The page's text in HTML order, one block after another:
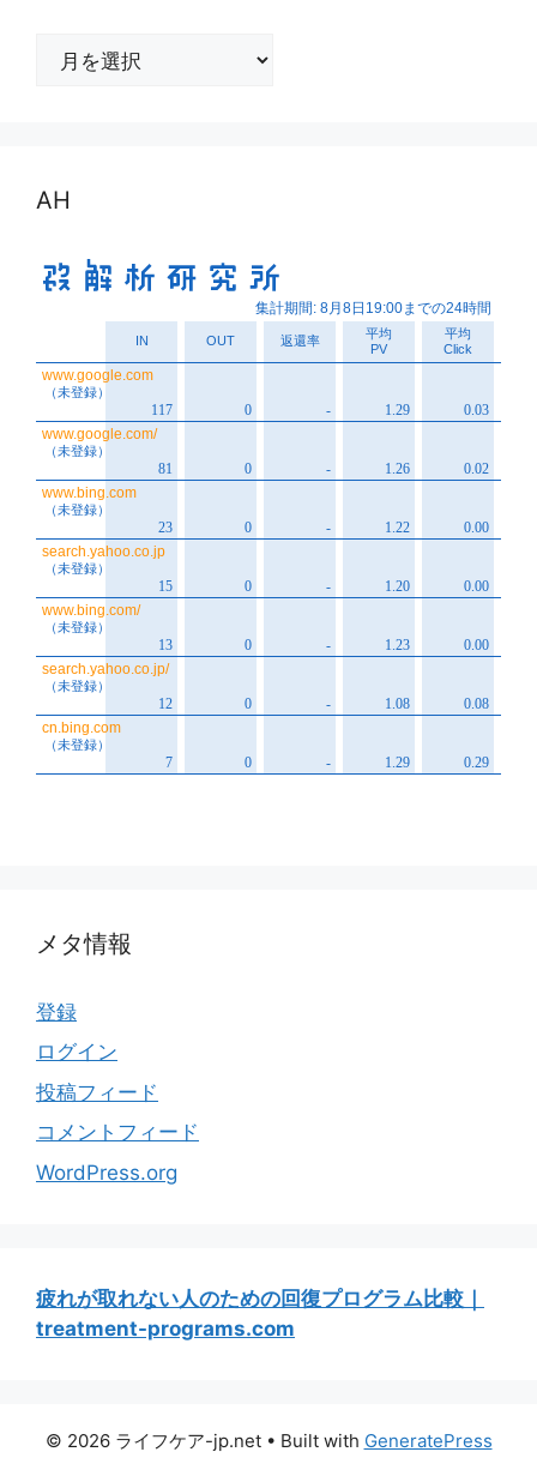
AH
メタ情報
登録
ログイン
投稿フィード
コメントフィード
WordPress.org
疲れが取れない人のための回復プログラム比較｜
treatment-programs.com
© 2026 ライフケア-jp.net• Built with GeneratePress